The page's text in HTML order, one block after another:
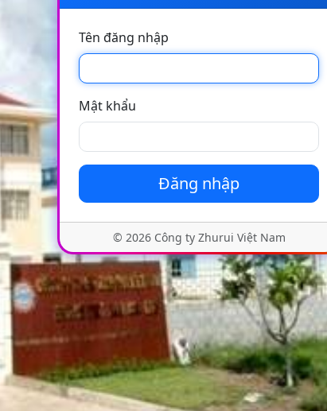
Tên đăng nhập
Mật khẩu
Đăng nhập
© 2026 Công ty Zhurui Việt Nam